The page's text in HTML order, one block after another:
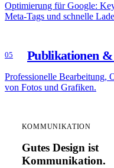
Optimierung für Google:
Meta-Tags und schnelle
05 Publikationen
Professionelle Bearbeitung,
von Fotos und Grafiken.
KOMMUNIKATION
Gutes Design ist
Kommunikation.